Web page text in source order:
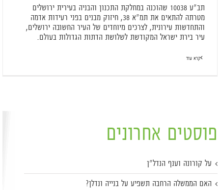
תב"ע 10038 שהוכנה במחלקת התכנון והבניה בעירית ירושלים
מטרתה להתאים את תמ"א 38, חיזוק מבנים בפני רעידות אדמה
והתחדשות עירונית, לצרכים מיוחדים של העיר החשובה ירושלים,
עיר בירת ישראל המקודשת לשלושת הדתות הגדולות בעולם.
קרא עוד
פוסטים אחרונים
על קורונה וענף הנדל"ן
האם הממשלה הרחבה תשפיע על בנייה ונדלן?